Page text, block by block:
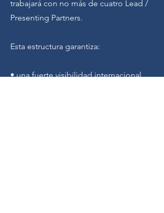
trabajará con no más de cuatro Lead /
Presenting Partners.
Esta estructura garantiza:
• una fuerte visibilidad internacional